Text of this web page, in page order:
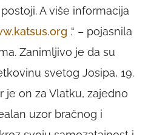
A više informacija
.“ – pojasnila
Zanimljivo je da su
svetog Josipa, 19.
je on za Vlatku, zajedno
uzor bračnog i